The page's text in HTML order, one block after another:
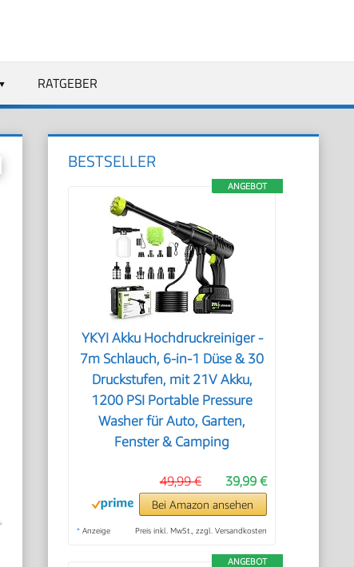
RATGEBER
BESTSELLER
ANGEBOT
YKYI Akku Hochdruckreiniger -
7m Schlauch, 6-in-1 Düse & 30
Druckstufen, mit 21V Akku,
1200 PSI Portable Pressure
Washer für Auto, Garten,
Fenster & Camping
39,99 €
49,99 €
Bei Amazon ansehen
* Anzeige Preis inkl. MwSt., zzgl. Versandkosten
ANGEBOT